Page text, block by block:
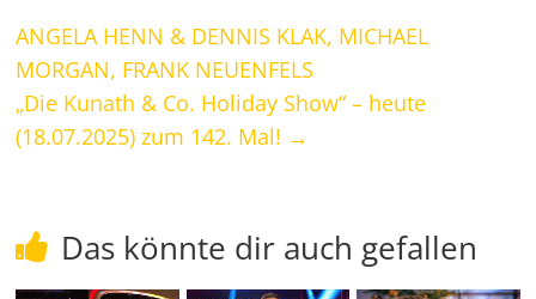
ANGELA HENN & DENNIS KLAK, MICHAEL
MORGAN, FRANK NEUENFELS
„Die Kunath & Co. Holiday Show“ – heute
(18.07.2025) zum 142. Mal! →
Das könnte dir auch gefallen